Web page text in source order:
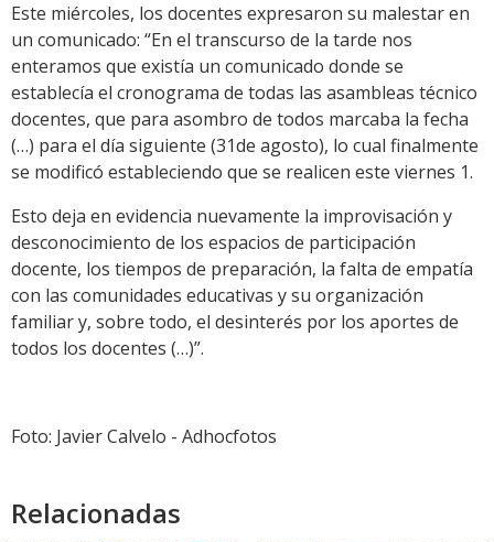
Este miércoles, los docentes expresaron su malestar en
un comunicado: “En el transcurso de la tarde nos
enteramos que existía un comunicado donde se
establecía el cronograma de todas las asambleas técnico
docentes, que para asombro de todos marcaba la fecha
(…) para el día siguiente (31de agosto), lo cual finalmente
se modificó estableciendo que se realicen este viernes 1.
Esto deja en evidencia nuevamente la improvisación y
desconocimiento de los espacios de participación
docente, los tiempos de preparación, la falta de empatía
con las comunidades educativas y su organización
familiar y, sobre todo, el desinterés por los aportes de
todos los docentes (…)”.
Foto: Javier Calvelo - Adhocfotos
Relacionadas